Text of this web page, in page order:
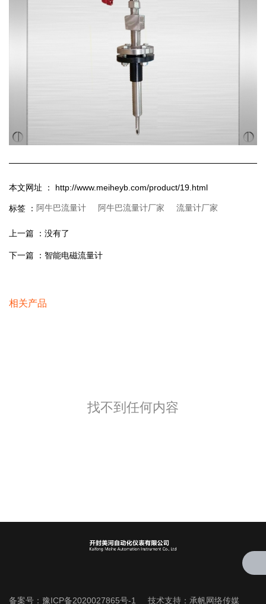
本文网址 ： http://www.meiheyb.com/product/19.html
标签 ： 阿牛巴流量计 阿牛巴流量计厂家 流量计厂家
上一篇 ： 没有了
下一篇 ： 智能电磁流量计
相关产品
找不到任何内容
备案号： 豫ICP备2020027865号-1 技术支持： 承帆网络传媒